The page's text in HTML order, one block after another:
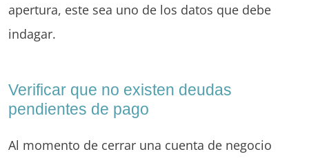
apertura, este sea uno de los datos que debe
indagar.
Verificar que no existen deudas
pendientes de pago
Al momento de cerrar una cuenta de negocio